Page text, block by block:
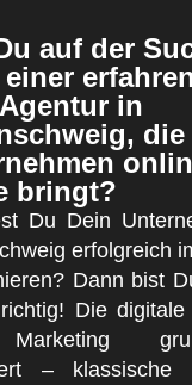
auf der
in
die
bringt?
Du Dein
erfolgreich
Dann bist
Die
– klassische